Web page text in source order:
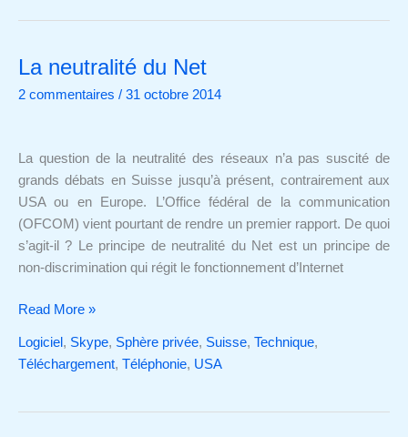
La neutralité du Net
2 commentaires / 31 octobre 2014
La question de la neutralité des réseaux n’a pas suscité de
grands débats en Suisse jusqu’à présent, contrairement aux
USA ou en Europe. L’Office fédéral de la communication
(OFCOM) vient pourtant de rendre un premier rapport. De quoi
s’agit-il ? Le principe de neutralité du Net est un principe de
non-discrimination qui régit le fonctionnement d’Internet
La
neutralité
Read More »
Logiciel, Skype, Sphère privée, Suisse, Technique,
Téléchargement, Téléphonie, USA